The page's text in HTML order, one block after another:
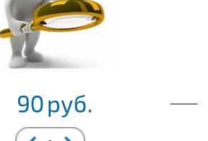
90руб.